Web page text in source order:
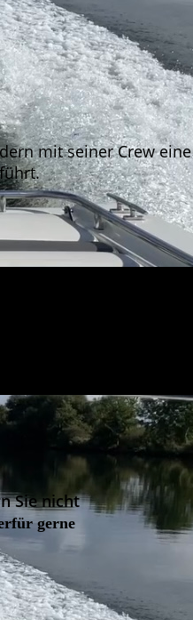
mit seiner Crew eine
Sie nicht
gerne